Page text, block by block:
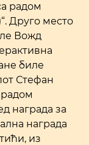
радом
Друго место
Вожд
биле
Стефан
награда за
награда
из